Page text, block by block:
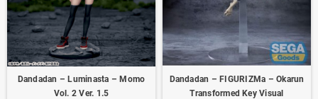
Dandadan – Luminasta – Momo
Vol. 2 Ver. 1.5
Dandadan – FIGURIZMa – Okarun
Transformed Key Visual